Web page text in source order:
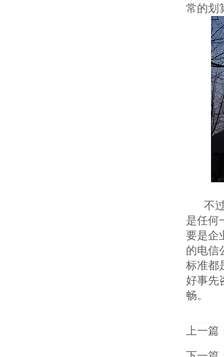
常的划
不
是任何
要是企
的电信
标准都
好事先
畅。
上一篇